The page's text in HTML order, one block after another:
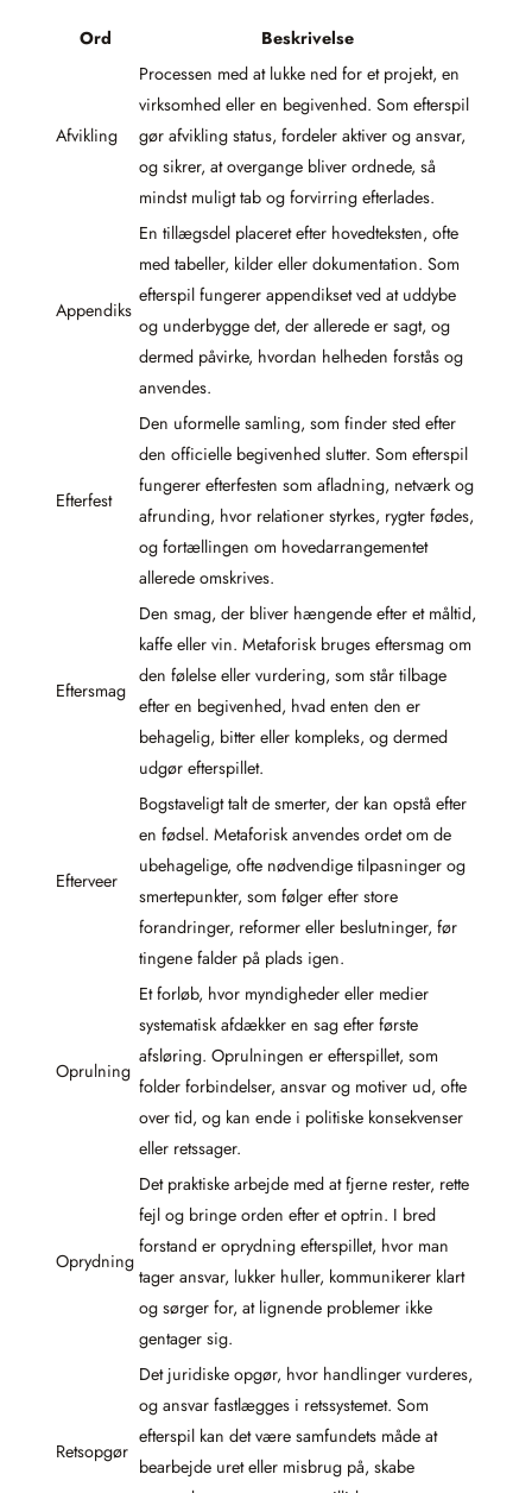
Ord Beskrivelse
Afvikling
Processen med at lukke ned for et projekt, en
virksomhed eller en begivenhed. Som efterspil
gør afvikling status, fordeler aktiver og ansvar,
og sikrer, at overgange bliver ordnede, så
mindst muligt tab og forvirring efterlades.
Appendiks
En tillægsdel placeret efter hovedteksten, ofte
med tabeller, kilder eller dokumentation. Som
efterspil fungerer appendikset ved at uddybe
og underbygge det, der allerede er sagt, og
dermed påvirke, hvordan helheden forstås og
anvendes.
Efterfest
Den uformelle samling, som finder sted efter
den officielle begivenhed slutter. Som efterspil
fungerer efterfesten som afladning, netværk og
afrunding, hvor relationer styrkes, rygter fødes,
og fortællingen om hovedarrangementet
allerede omskrives.
Eftersmag
Den smag, der bliver hængende efter et måltid,
kaffe eller vin. Metaforisk bruges eftersmag om
den følelse eller vurdering, som står tilbage
efter en begivenhed, hvad enten den er
behagelig, bitter eller kompleks, og dermed
udgør efterspillet.
Efterveer
Bogstaveligt talt de smerter, der kan opstå efter
en fødsel. Metaforisk anvendes ordet om de
ubehagelige, ofte nødvendige tilpasninger og
smertepunkter, som følger efter store
forandringer, reformer eller beslutninger, før
tingene falder på plads igen.
Oprulning
Et forløb, hvor myndigheder eller medier
systematisk afdækker en sag efter første
afsløring. Oprulningen er efterspillet, som
folder forbindelser, ansvar og motiver ud, ofte
over tid, og kan ende i politiske konsekvenser
eller retssager.
Oprydning
Det praktiske arbejde med at fjerne rester, rette
fejl og bringe orden efter et optrin. I bred
forstand er oprydning efterspillet, hvor man
tager ansvar, lukker huller, kommunikerer klart
og sørger for, at lignende problemer ikke
gentager sig.
Retsopgør
Det juridiske opgør, hvor handlinger vurderes,
og ansvar fastlægges i retssystemet. Som
efterspil kan det være samfundets måde at
bearbejde uret eller misbrug på, skabe